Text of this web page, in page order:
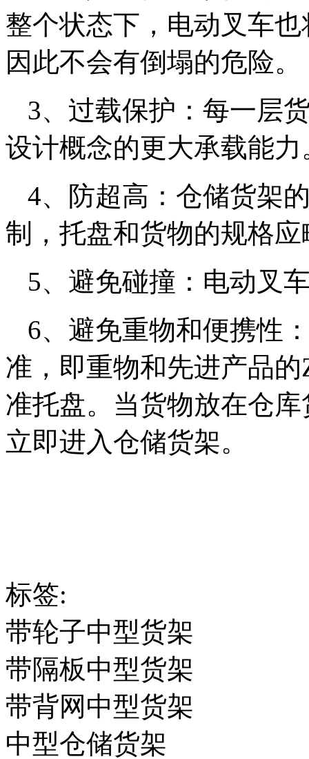
整个状态下，电动叉车
因此不会有倒塌的危险。
3、过载保护：每一层
设计概念的更大承载能力
4、防超高：仓储货架
制，托盘和货物的规格
5、避免碰撞：电动叉
6、避免重物和便携性
准，即重物和先进产品
准托盘。当货物放在仓
立即进入仓储货架。
标签:
带轮子中型货架
带隔板中型货架
带背网中型货架
中型仓储货架